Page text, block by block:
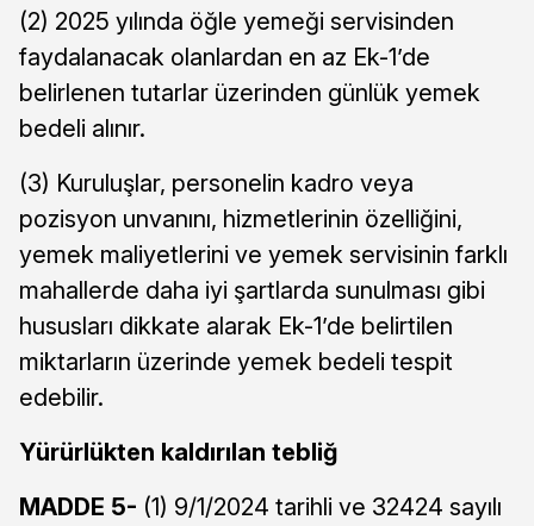
(2) 2025 yılında öğle yemeği servisinden
faydalanacak olanlardan en az Ek-1’de
belirlenen tutarlar üzerinden günlük yemek
bedeli alınır.
(3) Kuruluşlar, personelin kadro veya
pozisyon unvanını, hizmetlerinin özelliğini,
yemek maliyetlerini ve yemek servisinin farklı
mahallerde daha iyi şartlarda sunulması gibi
hususları dikkate alarak Ek-1’de belirtilen
miktarların üzerinde yemek bedeli tespit
edebilir.
Yürürlükten kaldırılan tebliğ
MADDE 5- (1) 9/1/2024 tarihli ve 32424 sayılı